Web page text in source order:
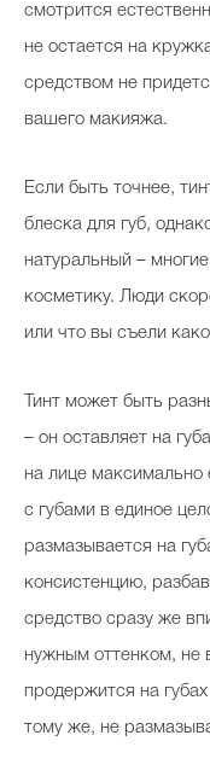
смотрится
не остается на
средством не
вашего макияжа.
Если быть точнее,
блеска для губ,
натуральный –
косметику. Люди
или что вы съели
Тинт может быть
– он оставляет на
на лице максимально
с губами в единое
размазывается на
консистенцию,
средство сразу же
нужным оттенком, не
продержится на
тому же, не